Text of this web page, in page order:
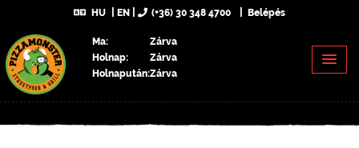
HU EN (+36) 30 348 4700 Belépés
Ma:
Zárva
Holnap:
Zárva
Holnapután:Zárva